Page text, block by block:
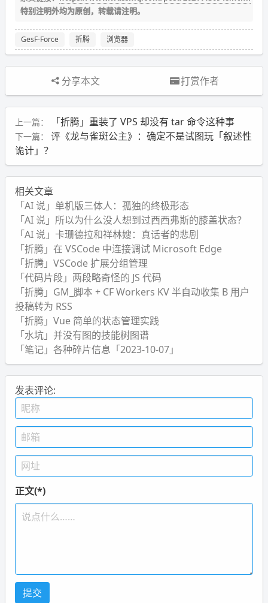
特别注明外均为原创，转载请注明。
GesF-Force 折腾 浏览器
分享本文 打赏作者
上一篇： 「折腾」重装了 VPS 却没有 tar 命令这种事
下一篇：
评《龙与雀斑公主》：确定不是试图玩「叙述性
诡计」？
相关文章
「AI 说」单机版三体人：孤独的终极形态
「AI 说」所以为什么没人想到过西西弗斯的膝盖状态？
「AI 说」卡珊德拉和祥林嫂：真话者的悲剧
「折腾」在 VSCode 中连接调试 Microsoft Edge
「折腾」VSCode 扩展分组管理
「代码片段」两段略奇怪的 JS 代码
「折腾」GM_脚本 + CF Workers KV 半自动收集 B 用户
投稿转为 RSS
「折腾」Vue 简单的状态管理实践
「水坑」并没有图的技能树图谱
「笔记」各种碎片信息「2023-10-07」
发表评论:
正文(*)